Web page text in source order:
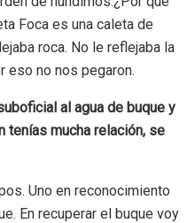
Foca es una caleta de
roca. No le reflejaba la
eso no nos pegaron.
al agua de buque y
tenías mucha relación, se
Uno en reconocimiento
En recuperar el buque voy